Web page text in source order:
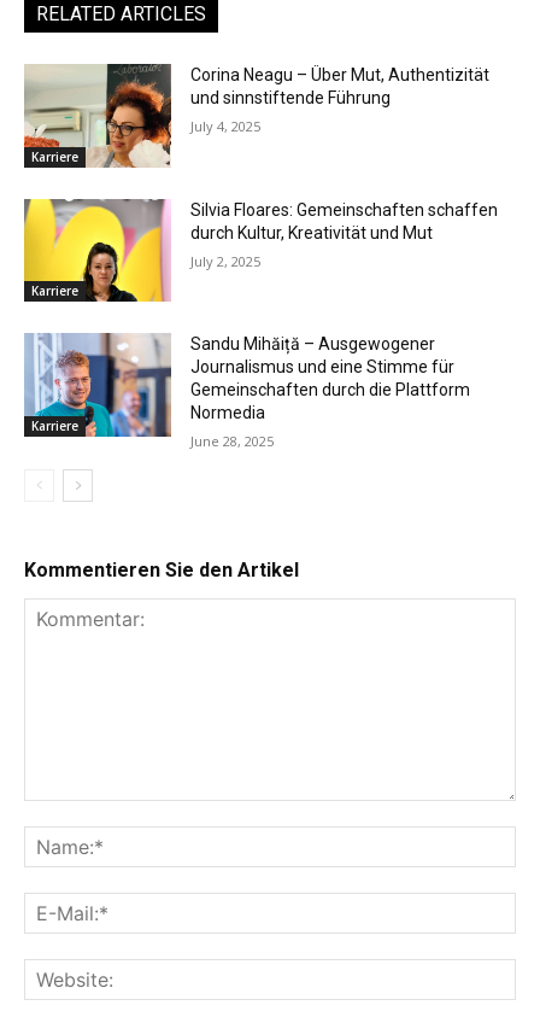
RELATED ARTICLES
Karriere
Corina Neagu – Über Mut, Authentizität
und sinnstiftende Führung
July 4, 2025
Karriere
Silvia Floares: Gemeinschaften schaffen
durch Kultur, Kreativität und Mut
July 2, 2025
Karriere
Sandu Mihăiță – Ausgewogener
Journalismus und eine Stimme für
Gemeinschaften durch die Plattform
Normedia
June 28, 2025
Kommentieren Sie den Artikel